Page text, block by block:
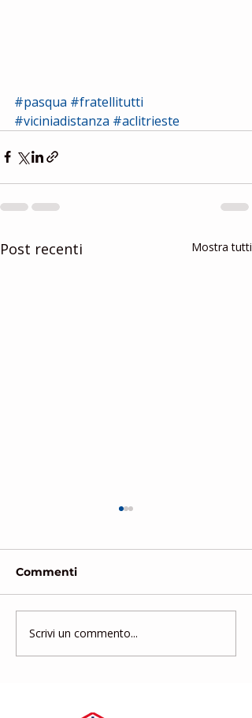
#pasqua #fratellitutti
#viciniadistanza #aclitrieste
Post recenti Mostra tutti
Gruppo di Mutuo
Aiuto
Commenti
Scrivi un commento...